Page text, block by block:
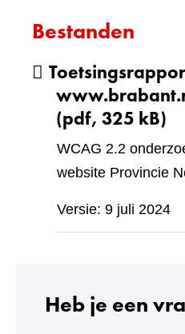
Bestanden
(pdf, 325 kB)
WCAG 2.2
website Provincie
Versie: 9 juli 2024
Heb je een